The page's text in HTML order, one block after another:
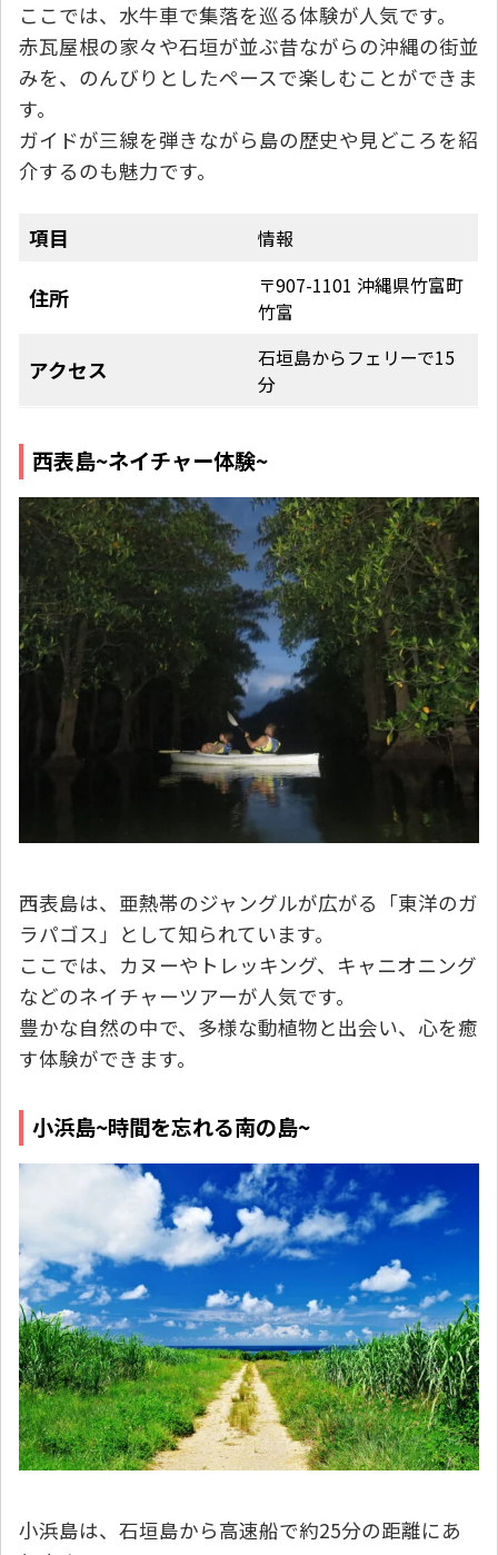
ここでは、水牛車で集落を巡る体験が人気です。
赤瓦屋根の家々や石垣が並ぶ昔ながらの沖縄の街並
みを、のんびりとしたペースで楽しむことができま
す。
ガイドが三線を弾きながら島の歴史や見どころを紹
介するのも魅力です。
項目 情報
住所
〒907-1101 沖縄県竹富町
竹富
アクセス
石垣島からフェリーで15
分
西表島~ネイチャー体験~
西表島は、亜熱帯のジャングルが広がる「東洋のガ
ラパゴス」として知られています。
ここでは、カヌーやトレッキング、キャニオニング
などのネイチャーツアーが人気です。
豊かな自然の中で、多様な動植物と出会い、心を癒
す体験ができます。
小浜島~時間を忘れる南の島~
小浜島は、石垣島から高速船で約25分の距離にあ